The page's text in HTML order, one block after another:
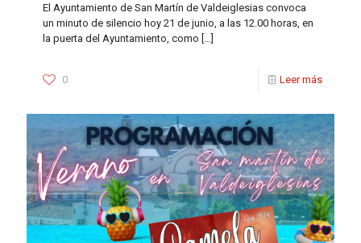
El Ayuntamiento de San Martín de Valdeiglesias convoca
un minuto de silencio hoy 21 de junio, a las 12.00 horas, en
la puerta del Ayuntamiento, como […]
0 Leer más